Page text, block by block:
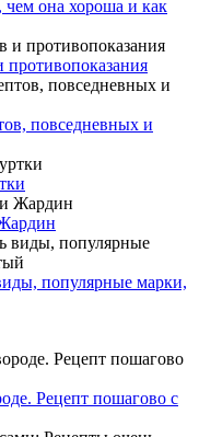
чем она хороша и как
повседневных и
популярные марки,
Рецепт пошагово с